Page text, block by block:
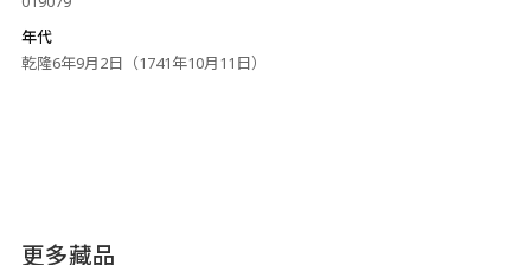
年代
乾隆6年9月2日（1741年10月11日）
更多藏品